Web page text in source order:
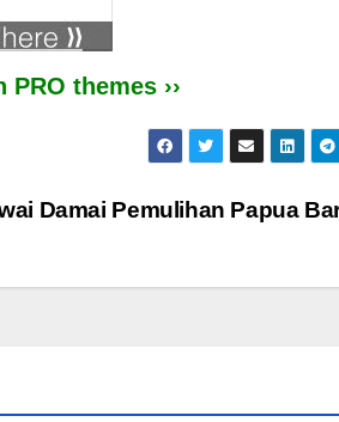
themes ››
Damai Pemulihan Papua